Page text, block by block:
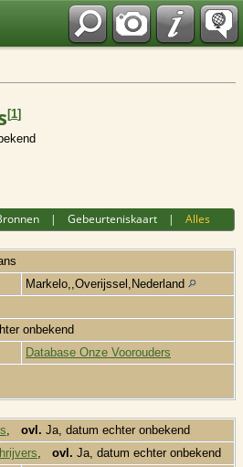
[1]
|Gebeurteniskaart |Alles
Markelo,,Overijssel,Nederland
onbekend
Database Onze Voorouders
ovl. Ja, datum echter onbekend
ovl. Ja, datum echter onbekend